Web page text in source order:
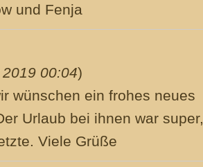
und Fenja
00:04)
wünschen ein frohes neues
Urlaub bei ihnen war super,
Viele Grüße